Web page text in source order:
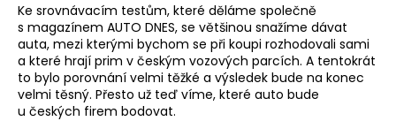
Ke srovnávacím testům, které děláme společně
s magazínem AUTO DNES, se většinou snažíme dávat
auta, mezi kterými bychom se při koupi rozhodovali sami
a které hrají prim v českým vozových parcích. A tentokrát
to bylo porovnání velmi těžké a výsledek bude na konec
velmi těsný. Přesto už teď víme, které auto bude
u českých firem bodovat.